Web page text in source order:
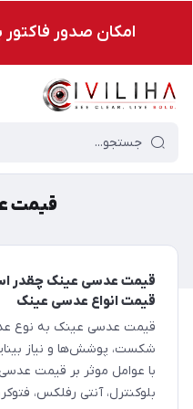
امکان صدور فاکتور
قیمت
قیمت عدسی عینک چقدر
قیمت انواع عدسی عینک
قیمت عدسی عینک به نوع
شکست، پوشش‌ها و نیاز
با عوامل موثر بر قیمت
بلوکنترل، آنتی رفلکس،